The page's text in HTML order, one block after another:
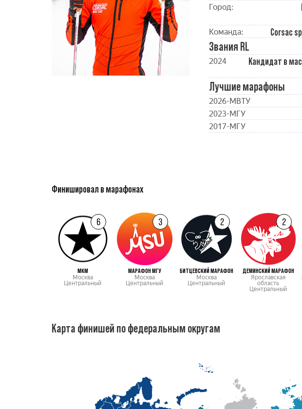
Город:
Команда: Corsac
Звания RL
2024
Кандидат в
Лучшие марафоны
2026-МВТУ
2023-МГУ
2017-МГУ
Финишировал в марафонах
6
МКМ
Москва
Центральный
3
МАРАФОН МГУ
Москва
Центральный
2
БИТЦЕВСКИЙ МАРАФОН
Москва
Центральный
2
ДЕМИНСКИЙ МАРАФОН
Ярославская
область
Центральный
Карта финишей по федеральным округам